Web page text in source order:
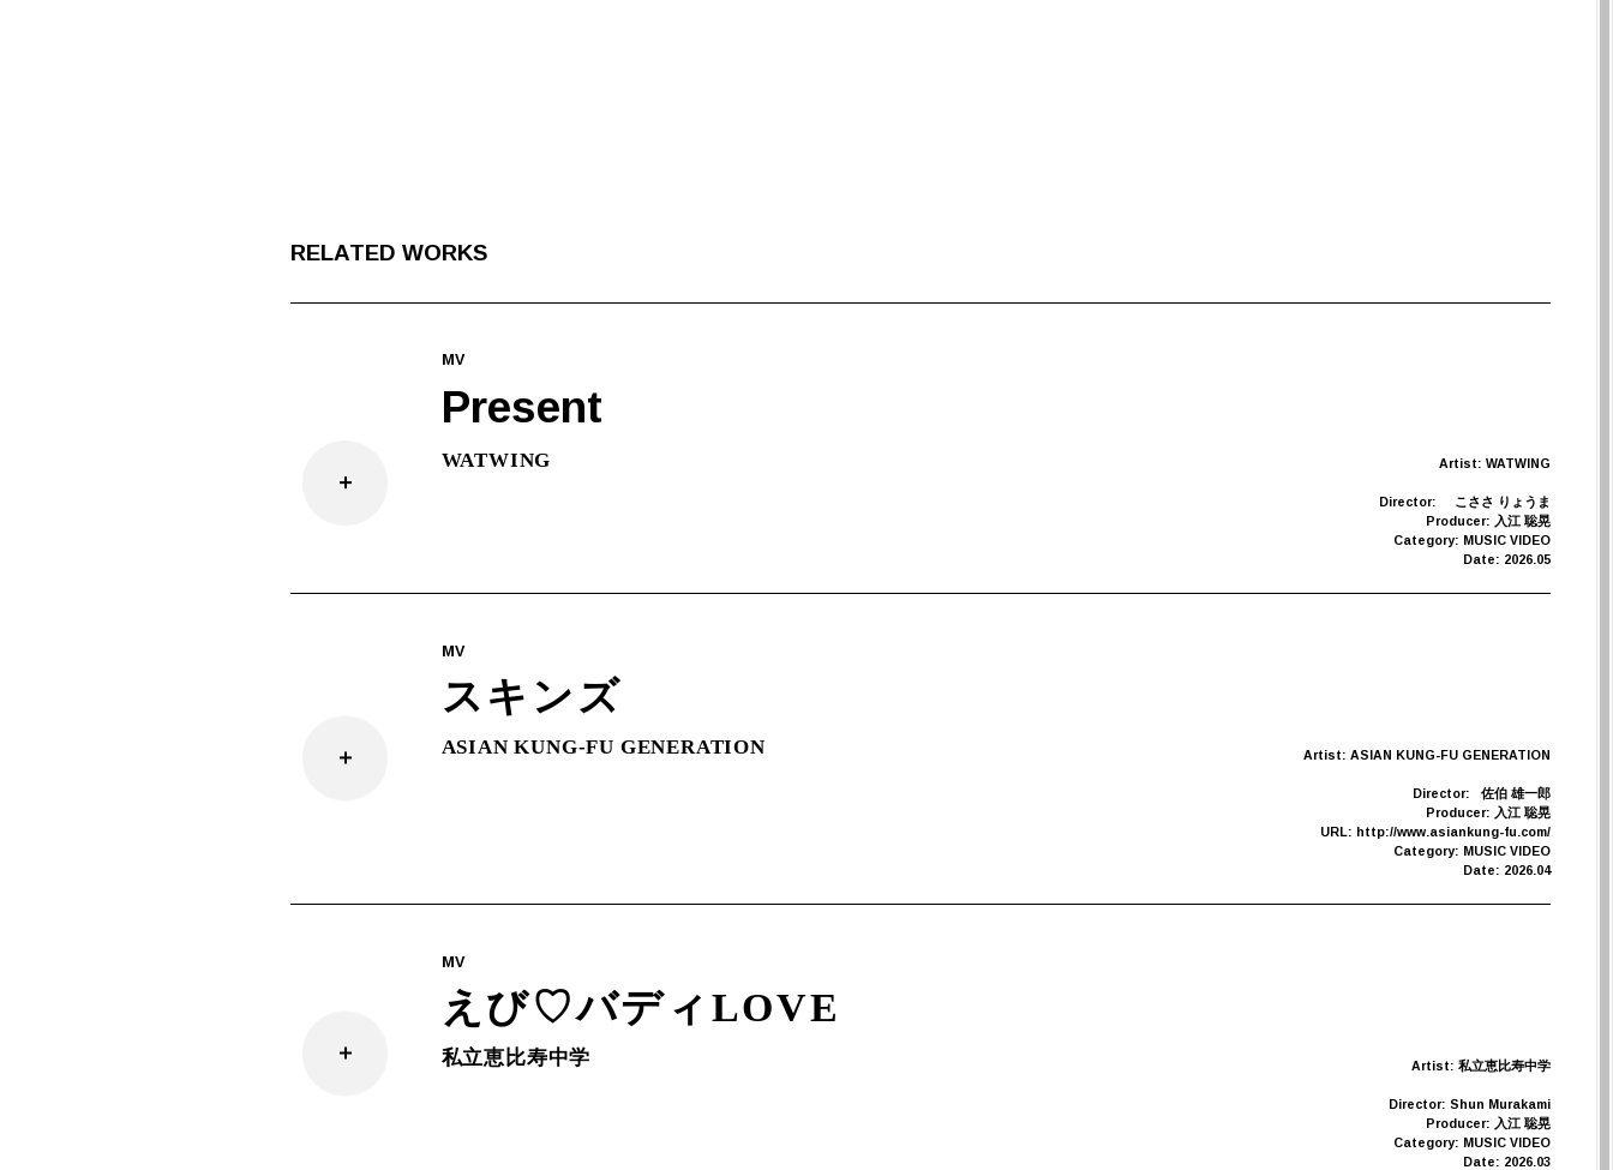
RELATED WORKS
MV
Present
WATWING Artist: WATWING
Director:
こささ りょうま
Producer: 入江 聡晃
Category: MUSIC VIDEO
Date: 2026.05
MV
スキンズ
ASIAN KUNG-FU GENERATION Artist: ASIAN KUNG-FU GENERATION
Director:
佐伯 雄一郎
Producer: 入江 聡晃
URL: http://www.asiankung-fu.com/
Category: MUSIC VIDEO
Date: 2026.04
MV
えび♡バディLOVE
私立恵比寿中学 Artist: 私立恵比寿中学
Director: Shun Murakami
Producer: 入江 聡晃
Category: MUSIC VIDEO
Date: 2026.03